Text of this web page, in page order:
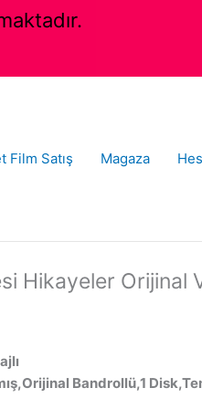
Film Satış Magaza
Hikayeler Orijinal
Bandrollü,1